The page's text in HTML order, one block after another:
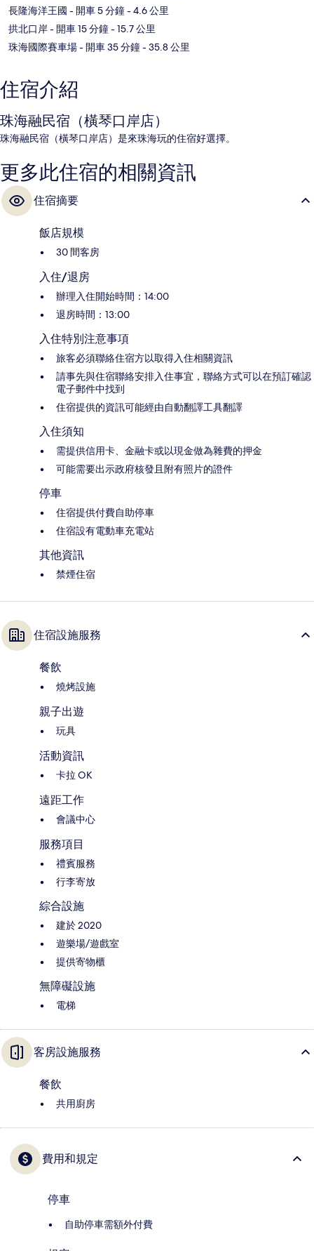
長隆海洋王國 - 開車 5 分鐘- 4.6 公里
拱北口岸- 開車 15 分鐘- 15.7 公里
珠海國際賽車場- 開車 35 分鐘- 35.8 公里
住宿介紹
珠海融民宿（橫琴口岸店）
珠海融民宿（橫琴口岸店）是來珠海玩的住宿好選擇。
更多此住宿的相關資訊
住宿摘要
飯店規模
30 間客房
入住/退房
辦理入住開始時間：14:00
退房時間：13:00
入住特別注意事項
旅客必須聯絡住宿方以取得入住相關資訊
請事先與住宿聯絡安排入住事宜，聯絡方式可以在預訂確認
電子郵件中找到
住宿提供的資訊可能經由自動翻譯工具翻譯
入住須知
需提供信用卡、金融卡或以現金做為雜費的押金
可能需要出示政府核發且附有照片的證件
停車
住宿提供付費自助停車
住宿設有電動車充電站
其他資訊
禁煙住宿
住宿設施服務
餐飲
燒烤設施
親子出遊
玩具
活動資訊
卡拉 OK
遠距工作
會議中心
服務項目
禮賓服務
行李寄放
綜合設施
建於 2020
遊樂場/遊戲室
提供寄物櫃
無障礙設施
電梯
客房設施服務
餐飲
共用廚房
費用和規定
停車
自助停車需額外付費